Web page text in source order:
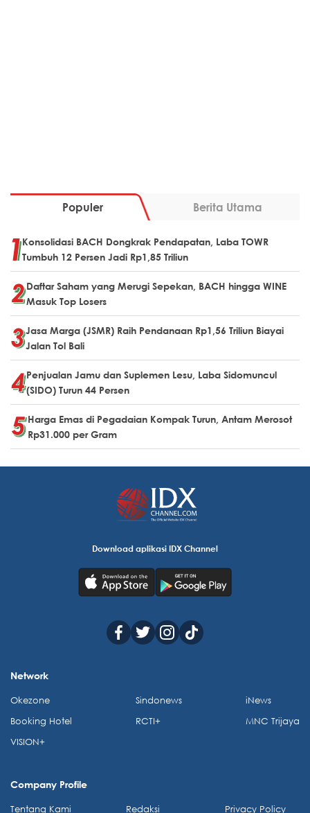
Populer Berita Utama
Konsolidasi BACH Dongkrak Pendapatan, Laba TOWR
Tumbuh 12 Persen Jadi Rp1,85 Triliun
Daftar Saham yang Merugi Sepekan, BACH hingga WINE
Masuk Top Losers
Jasa Marga (JSMR) Raih Pendanaan Rp1,56 Triliun Biayai
Jalan Tol Bali
Penjualan Jamu dan Suplemen Lesu, Laba Sidomuncul
(SIDO) Turun 44 Persen
Harga Emas di Pegadaian Kompak Turun, Antam Merosot
Rp31.000 per Gram
Download aplikasi IDX Channel
Network
Okezone
Booking Hotel
VISION+
Sindonews
RCTI+
iNews
MNC Trijaya
Company Profile
Tentang Kami Redaksi Privacy Policy